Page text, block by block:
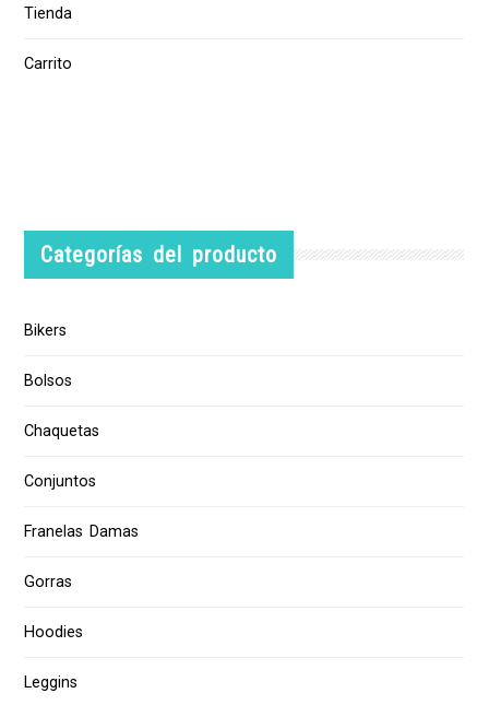
Tienda
Carrito
Categorías del producto
Bikers
Bolsos
Chaquetas
Conjuntos
Franelas Damas
Gorras
Hoodies
Leggins